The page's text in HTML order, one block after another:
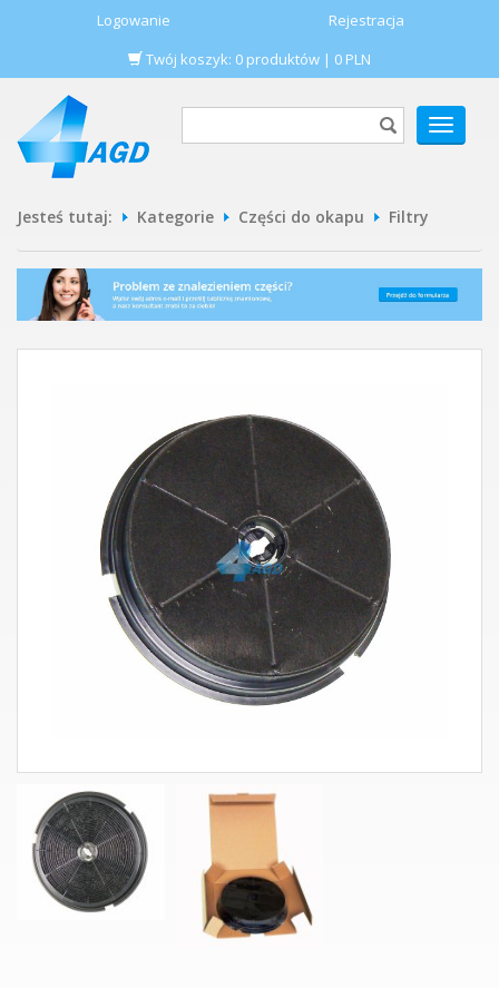
Logowanie
Rejestracja
Twój koszyk: 0 produktów | 0 PLN
POKAŻ
MENU
Jesteś tutaj: Kategorie Części do okapu Filtry